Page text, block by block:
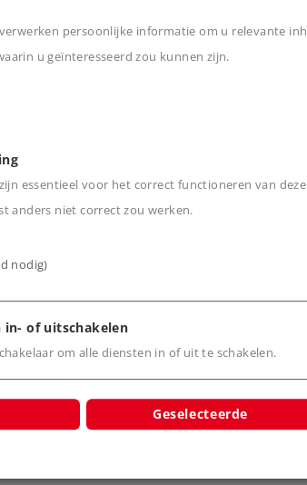
persoonlijke informatie om u relevante
u geïnteresseerd zou kunnen zijn.
essentieel voor het correct functioneren van
anders niet correct zou werken.
nodig)
in- of uitschakelen
om alle diensten in of uit te schakelen.
Geselecteerde